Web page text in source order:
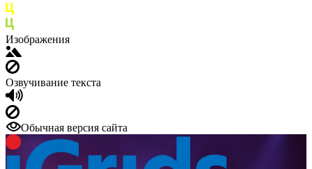
Изображения
Озвучивание текста
Обычная версия сайта